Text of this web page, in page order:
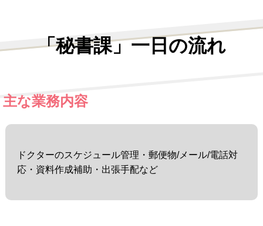
「秘書課」一日の流れ
主な業務内容
ドクターのスケジュール管理・郵便物/メール/電話対
応・資料作成補助・出張手配など